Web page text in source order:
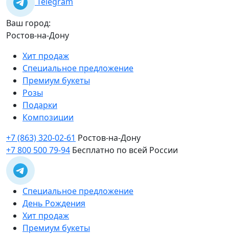
Ваш город:
Ростов-на-Дону
Хит продаж
Специальное предложение
Премиум букеты
Розы
Подарки
Композиции
+7 (863) 320-02-61 Ростов-на-Дону
+7 800 500 79-94 Бесплатно по всей России
Специальное предложение
День Рождения
Хит продаж
Премиум букеты